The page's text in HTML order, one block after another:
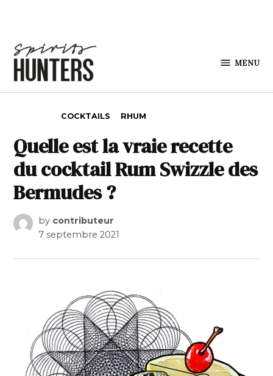
MENU
COCKTAILS RHUM
Quelle est la vraie recette
du cocktail Rum Swizzle des
Bermudes ?
by contributeur
7 septembre 2021